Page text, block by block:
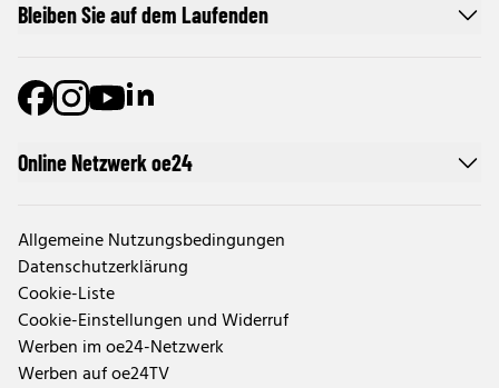
Online Netzwerk oe24
Allgemeine Nutzungsbedingungen
Datenschutzerklärung
Cookie-Liste
Cookie-Einstellungen und Widerruf
Werben im oe24-Netzwerk
Werben auf oe24TV
Bleiben Sie auf dem Laufenden